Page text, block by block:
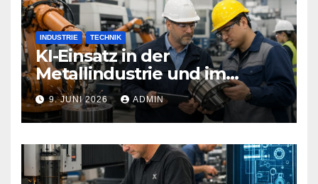
INDUSTRIE TECHNIK
KI-Einsatz in der
Metallindustrie und im
Maschinenbau
9. JUNI 2026 ADMIN